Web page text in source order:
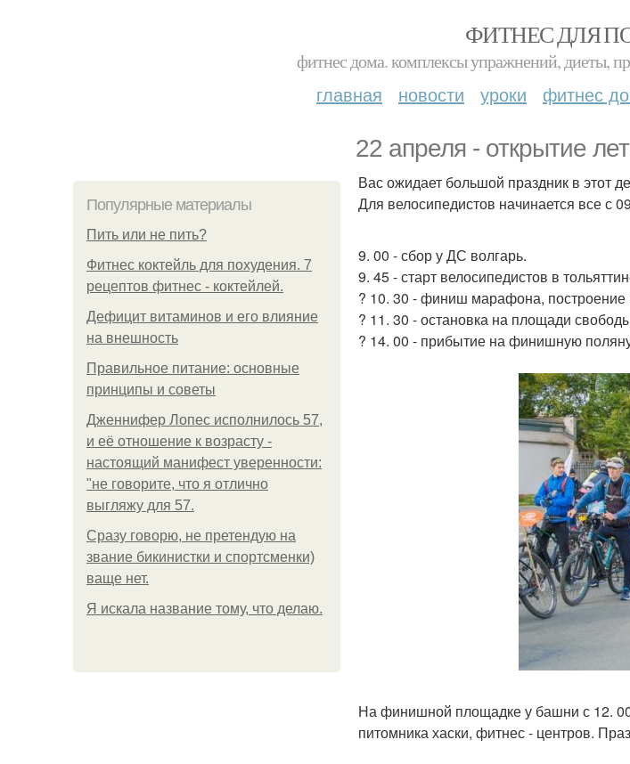
ФИТНЕС ДЛЯ
фитнес дома. комплексы упражнений, диеты,
главная новости уроки фитнес
22 апреля - открытие
Популярные материалы
Пить или не пить?
Фитнес коктейль для похудения. 7
рецептов фитнес - коктейлей.
Дефицит витаминов и его влияние
на внешность
Правильное питание: основные
принципы и советы
Дженнифер Лопес исполнилось 57,
и её отношение к возрасту -
настоящий манифест уверенности:
"не говорите, что я отлично
выгляжу для 57.
Сразу говорю, не претендую на
звание бикинистки и спортсменки)
ваще нет.
Я искала название тому, что делаю.
Вас ожидает большой праздник в этот
Для велосипедистов начинается все с
9. 00 - сбор у ДС волгарь.
9. 45 - старт велосипедистов в
? 10. 30 - финиш марафона, построение
? 11. 30 - остановка на площади
? 14. 00 - прибытие на финишную
На финишной площадке у башни с 12.
питомника хаски, фитнес - центров.